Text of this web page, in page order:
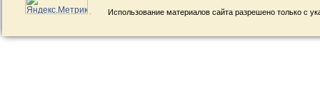
Использование материалов сайта разрешено только с